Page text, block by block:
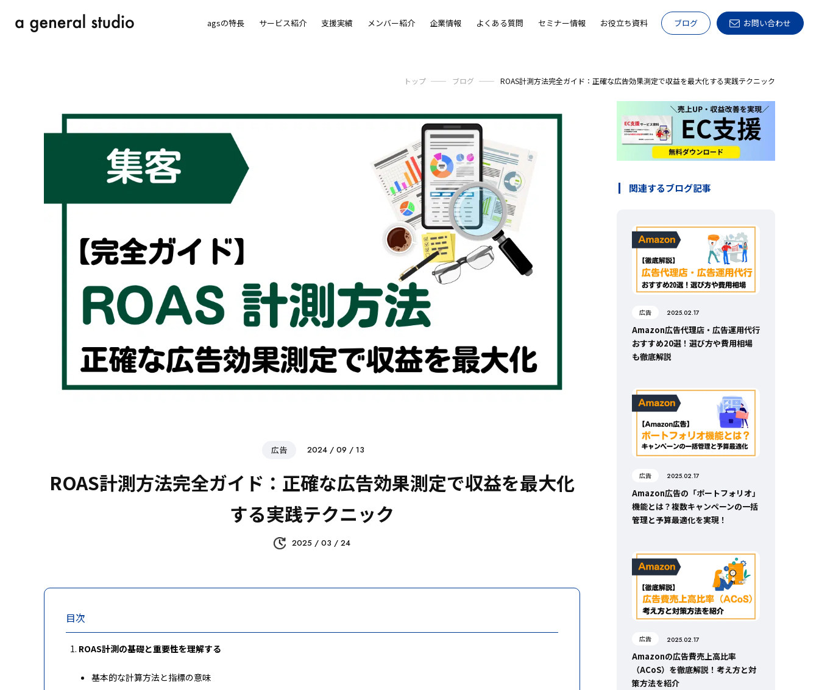
agsの特長 サービス紹介 支援実績 メンバー紹介 企業情報 よくある質問 セミナー情報 お役立ち資料 ブログ お問い合わせ
トップ ブログ ROAS計測方法完全ガイド：正確な広告効果測定で収益を最大化する実践テクニック
広告 2024 / 09 / 13
ROAS計測方法完全ガイド：正確な広告効果測定で収益を最大化
する実践テクニック
2025 / 03 / 24
目次
ROAS計測の基礎と重要性を理解する
基本的な計算方法と指標の意味
関連するブログ記事
広告 2025.02.17
Amazon広告代理店・広告運用代行
おすすめ20選！選び方や費用相場
も徹底解説
広告 2025.02.17
Amazon広告の「ポートフォリオ」
機能とは？複数キャンペーンの一括
管理と予算最適化を実現！
広告 2025.02.17
Amazonの広告費売上高比率
（ACoS）を徹底解説！考え方と対
策方法を紹介